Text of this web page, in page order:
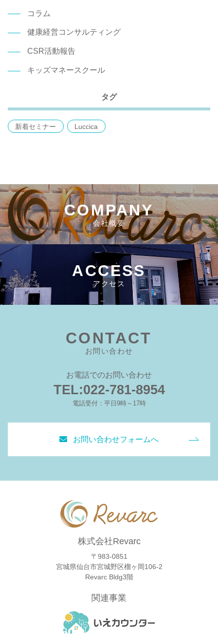
コラム
健康経営コンサルティング
CSR活動報告
キッズマネースクール
タグ
新着セミナー Luccica
COMPANY
会社概要
ACCESS
アクセス
CONTACT
お問い合わせ
お電話でのお問い合わせ
TEL:022-781-8954
電話受付：平日9時～17時
お問い合わせフォームへ
株式会社Revarc
〒983-0851
宮城県仙台市宮城野区榴ヶ岡106-2
Revarc Bldg3階
関連事業